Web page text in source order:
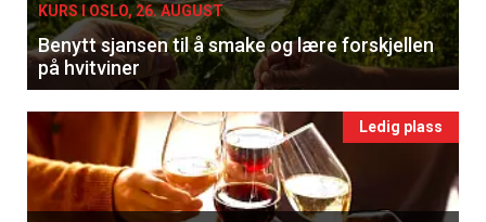
KURS I OSLO, 26. AUGUST
Benytt sjansen til å smake og lære forskjellen
på hvitviner
Ledig plass